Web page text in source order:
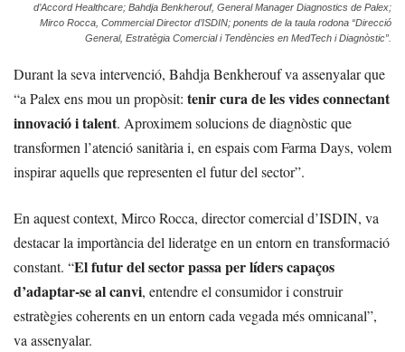
d’Accord Healthcare; Bahdja Benkherouf, General Manager Diagnostics de Palex;
Mirco Rocca, Commercial Director d’ISDIN; ponents de la taula rodona “Direcció
General, Estratègia Comercial i Tendències en MedTech i Diagnòstic”.
Durant la seva intervenció, Bahdja Benkherouf va assenyalar que
“a Palex ens mou un propòsit: tenir cura de les vides connectant
innovació i talent. Aproximem solucions de diagnòstic que
transformen l’atenció sanitària i, en espais com Farma Days, volem
inspirar aquells que representen el futur del sector”.
En aquest context, Mirco Rocca, director comercial d’ISDIN, va
destacar la importància del lideratge en un entorn en transformació
constant. “El futur del sector passa per líders capaços
d’adaptar-se al canvi, entendre el consumidor i construir
estratègies coherents en un entorn cada vegada més omnicanal”,
va assenyalar.